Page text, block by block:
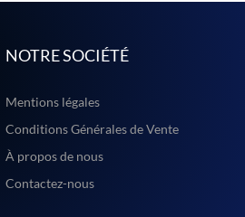
NOTRE SOCIÉTÉ
Mentions légales
Conditions Générales de Vente
À propos de nous
Contactez-nous